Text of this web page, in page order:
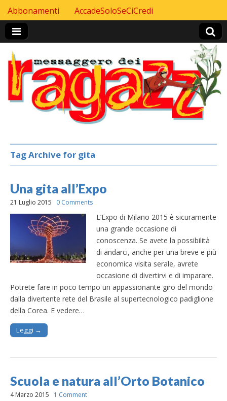
Header Top menu
Skip to content
Abbonamenti AccadeSoloSeCiCredi
Tag Archive for gita
Una gita all’Expo
21 Luglio 2015 0 Comments
L’Expo di Milano 2015 è sicuramente
una grande occasione di
conoscenza. Se avete la possibilità
di andarci, anche per una breve e più
economica visita serale, avrete
occasione di divertirvi e di imparare.
Potrete fare in poco tempo un appassionante giro del mondo
dalla divertente rete del Brasile al supertecnologico padiglione
della Corea. E vedere…
Leggi →
Scuola e natura all’Orto Botanico
4 Marzo 2015 1 Comment